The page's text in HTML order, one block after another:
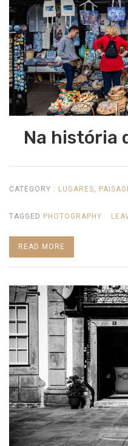
Na história
CATEGORY : LUGARES
TAGGED PHOTOGRAPHY
READ MORE